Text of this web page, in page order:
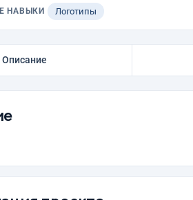
НАВЫКИ Логотипы
Описание